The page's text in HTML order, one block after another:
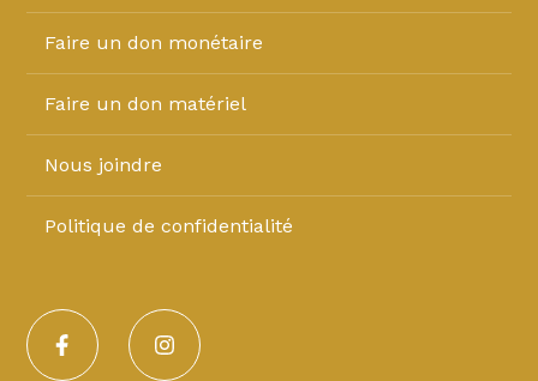
Faire un don monétaire
Faire un don matériel
Nous joindre
Politique de confidentialité